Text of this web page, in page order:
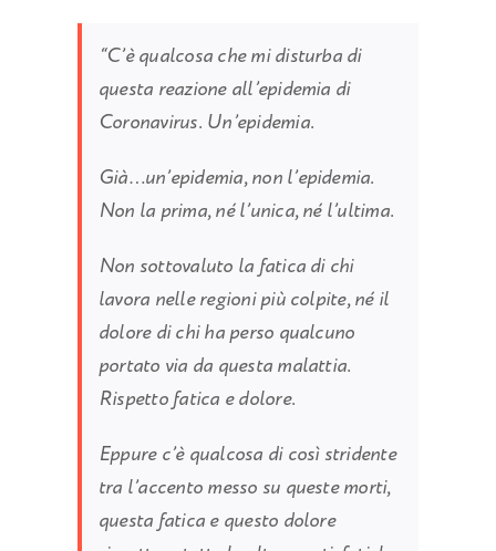
“C’è qualcosa che mi disturba di
questa reazione all’epidemia di
Coronavirus. Un’epidemia.
Già…un’epidemia, non l’epidemia.
Non la prima, né l’unica, né l’ultima.
Non sottovaluto la fatica di chi
lavora nelle regioni più colpite, né il
dolore di chi ha perso qualcuno
portato via da questa malattia.
Rispetto fatica e dolore.
Eppure c’è qualcosa di così stridente
tra l’accento messo su queste morti,
questa fatica e questo dolore